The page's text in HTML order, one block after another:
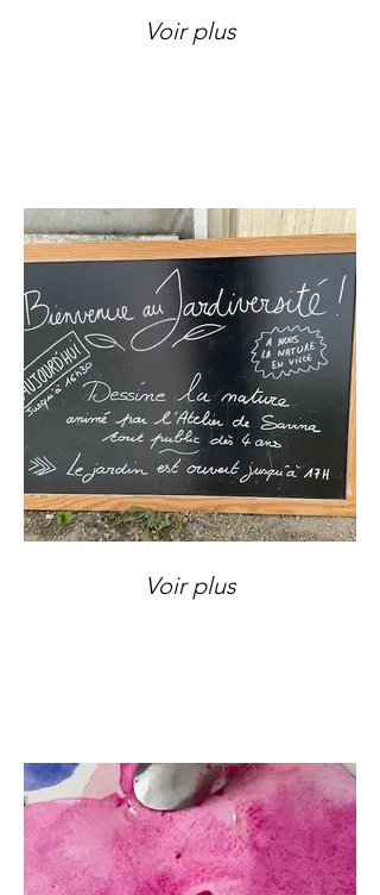
Voir plus
Voir plus